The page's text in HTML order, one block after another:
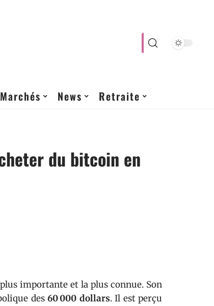
Marchés News Retraite
du bitcoin en
importante et la plus connue. Son
des 60 000 dollars. Il est perçu